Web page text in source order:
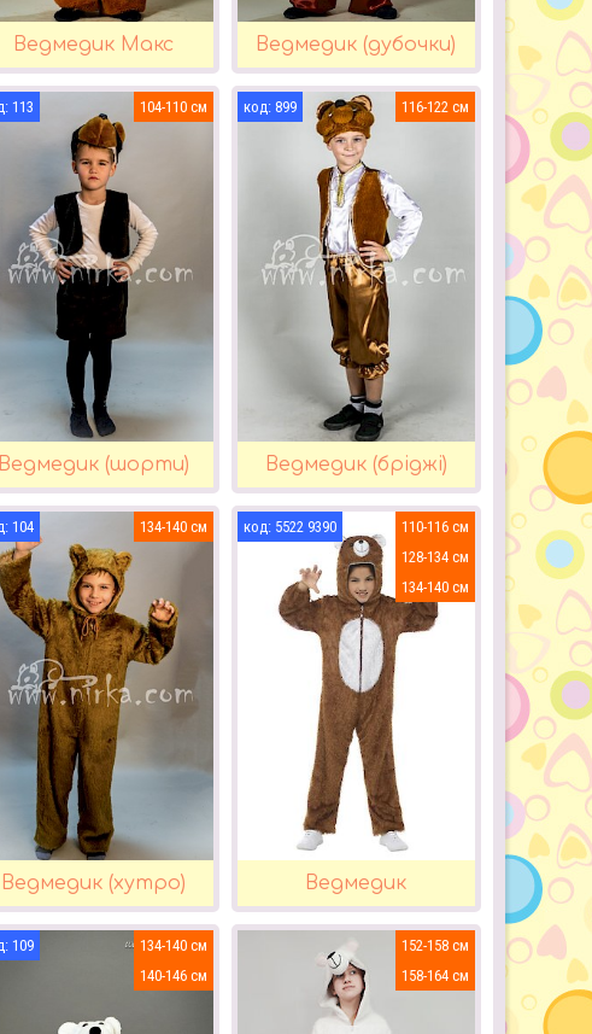
Ведмедик Макс Ведмедик (дубочки)
113 104-110
Ведмедик (шорти)
899 116-122
Ведмедик (бріджі)
104 134-140
Ведмедик (хутро)
5522 9390
110-116
128-134
134-140
Ведмедик
109
134-140
140-146
152-158
158-164